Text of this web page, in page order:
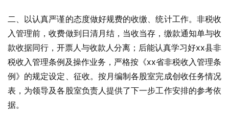
二、以认真严谨的态度做好规费的收缴、统计工作。非税收
入管理前，收费做到日清月结，当收当存，缴款通知单与收
款收据同行，开票人与收款人分离；后能认真学习好xx县非
税收入管理条例及操作业务，严格按《xx省非税收入管理条
例》的规定设定、征收。按月编制各股室完成创收任务情况
表，为领导及各股室负责人提供了下一步工作安排的参考依
据。